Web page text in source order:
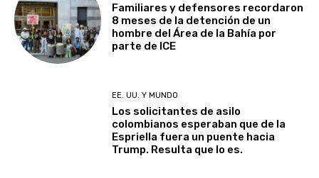
Familiares y defensores recordaron
8 meses de la detención de un
hombre del Área de la Bahía por
parte de ICE
EE. UU. Y MUNDO
Los solicitantes de asilo
colombianos esperaban que de la
Espriella fuera un puente hacia
Trump. Resulta que lo es.